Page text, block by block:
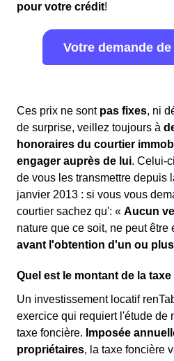
pour votre crédit!
Votre demande
Ces prix ne sont pas fixes, ni
de surprise, veillez toujours à
honoraires du courtier
engager auprès de lui. Celui-
de vous les transmettre depuis
janvier 2013 : si vous vous
courtier sachez qu': « Aucun
nature que ce soit, ne peut
avant l'obtention d'un ou
Quel est le montant de la
Un investissement locatif
exercice qui requiert l'étude de
taxe foncière. Imposée
propriétaires, la taxe foncière